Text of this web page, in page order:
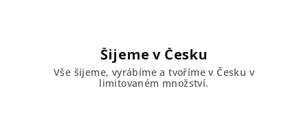
Šijeme v Česku
Vše šijeme, vyrábíme a tvoříme v Česku v
limitovaném množství.